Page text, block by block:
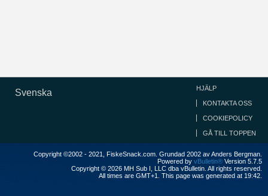
Svenska HJÄLP
KONTAKTA OSS
COOKIEPOLICY
GÅ TILL TOPPEN
Copyright ©2002 - 2021, FiskeSnack.com. Grundad 2002 av Anders Bergman.
Powered by vBulletin® Version 5.7.5
Copyright © 2026 MH Sub I, LLC dba vBulletin. All rights reserved.
All times are GMT+1. This page was generated at 19:42.